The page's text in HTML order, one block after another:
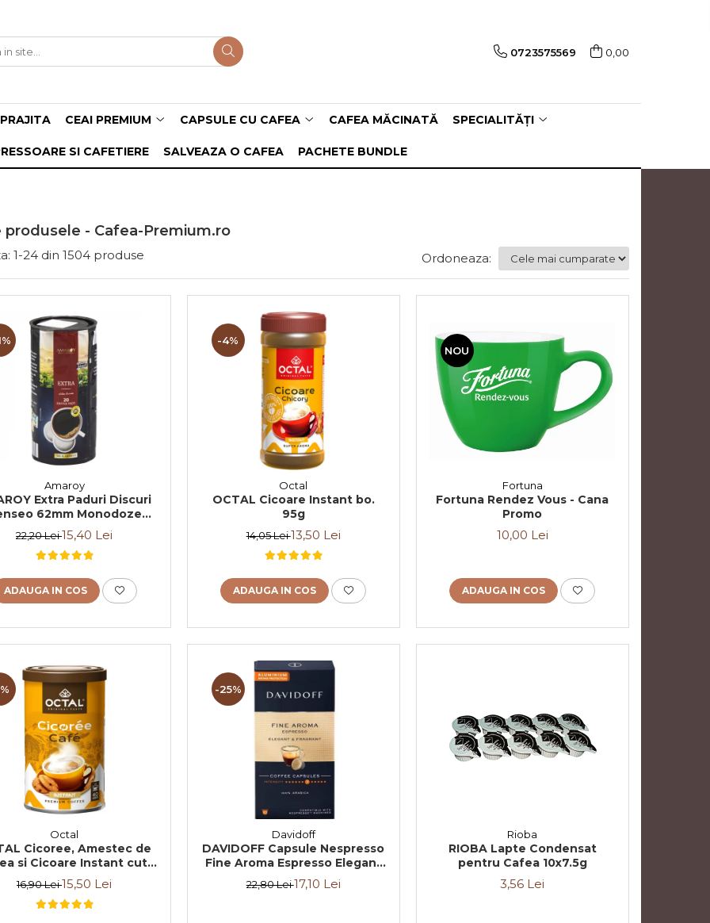
0723575569 0,00
CEAI PREMIUM CAPSULE CU CAFEA CAFEA MĂCINATĂ SPECIALITĂȚI
SI CAFETIERE SALVEAZA O CAFEA PACHETE BUNDLE
produsele - Cafea-Premium.ro
1-24din 1504 produse Ordoneaza:
Amaroy
Extra Paduri Discuri
62mm Monodoze
20buc 140g
22,20 Lei15,40 Lei
ADAUGA IN COS
-4%
Octal
OCTAL Cicoare Instant bo.
95g
14,05 Lei13,50 Lei
ADAUGA IN COS
NOU
Fortuna
Fortuna Rendez Vous - Cana
Promo
10,00 Lei
ADAUGA IN COS
Octal
Cicoree, Amestec de
si Cicoare Instant cut.
100g
16,90 Lei15,50 Lei
-25%
Davidoff
DAVIDOFF Capsule Nespresso
Fine Aroma Espresso Elegant
& Fragrant 10x5.5g
22,80 Lei17,10 Lei
Rioba
RIOBA Lapte Condensat
pentru Cafea 10x7.5g
3,56 Lei